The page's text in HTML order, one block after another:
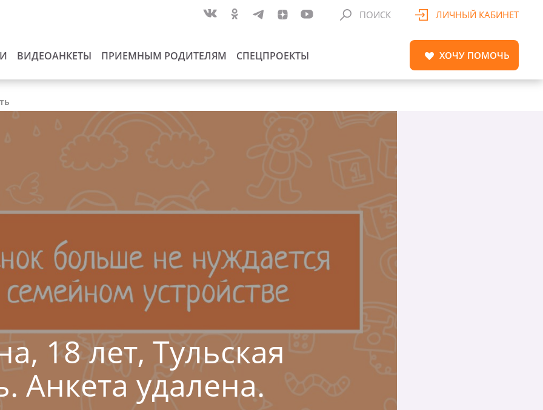
ВИДЕОАНКЕТЫ ПРИЕМНЫМ РОДИТЕЛЯМ СПЕЦПРОЕКТЫ
ПОИСК ЛИЧНЫЙ КАБИНЕТ
ХОЧУ ПОМОЧЬ
18 лет, Тульская
Анкета удалена.